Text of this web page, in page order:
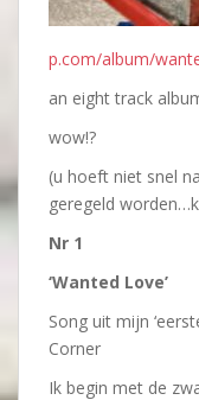
p.com/album/
an eight track
wow!?
(u hoeft niet snel
geregeld
Nr 1
‘Wanted Love’
Song uit mijn
Corner
Ik begin met de